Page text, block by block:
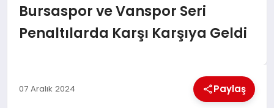
SAĞLIK
BESLENME
Bursaspor ve Vanspor Seri
Penaltılarda Karşı Karşıya Geldi
07 Aralık 2024 Paylaş